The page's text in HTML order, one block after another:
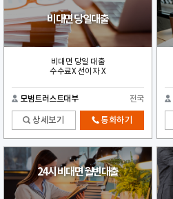
비대면 당일대출
비대면 당일 대출
수수료X 선이자 X
모범트러스트대부 전국
상세보기 통화하기
24시 비대면 월변대출